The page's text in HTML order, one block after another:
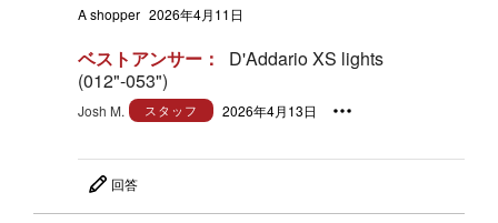
A shopper 2026年4月11日
ベストアンサー：
D'Addario XS lights
(012"-053")
Josh M. スタッフ 2026年4月13日
回答